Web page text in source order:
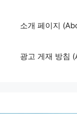
소개 페이지
광고 게재 방침